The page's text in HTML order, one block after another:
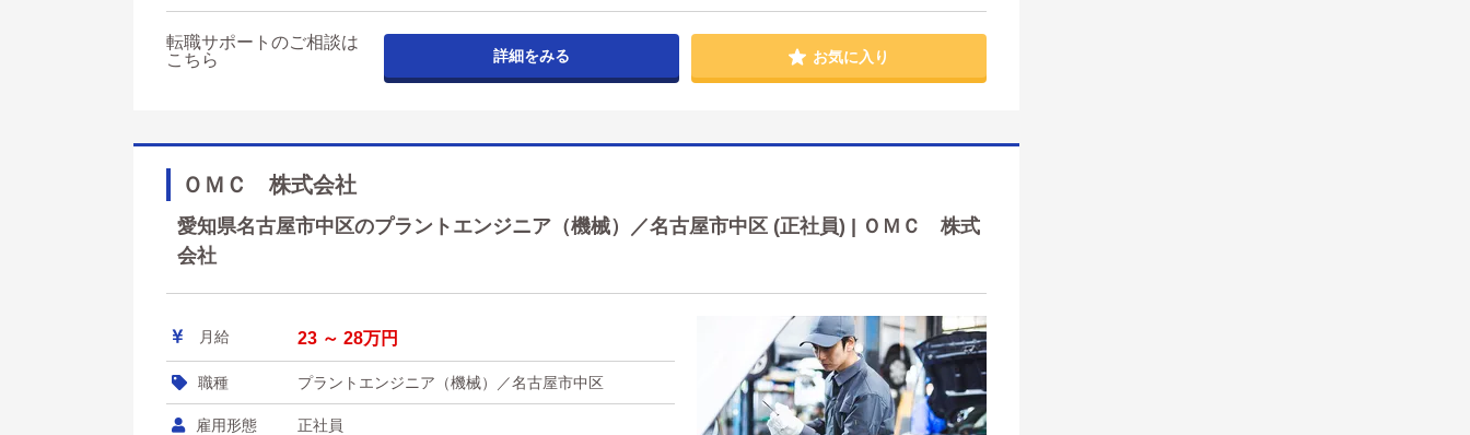
転職サポートのご相談は
こちら
詳細をみる お気に入り
ＯＭＣ 株式会社
愛知県名古屋市中区のプラントエンジニア（機械）／名古屋市中区 (正社員) | ＯＭＣ 株式
会社
月給 23 ～ 28万円
職種 プラントエンジニア（機械）／名古屋市中区
雇用形態 正社員